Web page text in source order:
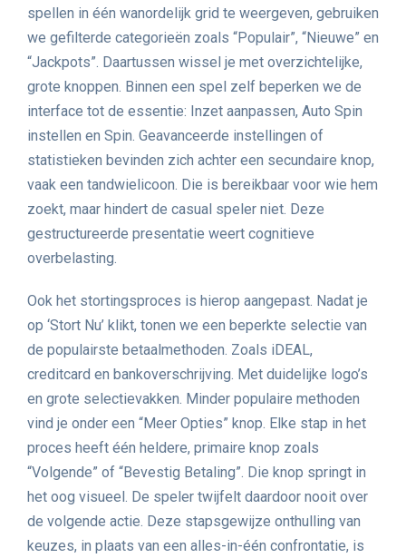
spellen in één wanordelijk grid te weergeven, gebruiken
we gefilterde categorieën zoals “Populair”, “Nieuwe” en
“Jackpots”. Daartussen wissel je met overzichtelijke,
grote knoppen. Binnen een spel zelf beperken we de
interface tot de essentie: Inzet aanpassen, Auto Spin
instellen en Spin. Geavanceerde instellingen of
statistieken bevinden zich achter een secundaire knop,
vaak een tandwielicoon. Die is bereikbaar voor wie hem
zoekt, maar hindert de casual speler niet. Deze
gestructureerde presentatie weert cognitieve
overbelasting.
Ook het stortingsproces is hierop aangepast. Nadat je
op ‘Stort Nu’ klikt, tonen we een beperkte selectie van
de populairste betaalmethoden. Zoals iDEAL,
creditcard en bankoverschrijving. Met duidelijke logo’s
en grote selectievakken. Minder populaire methoden
vind je onder een “Meer Opties” knop. Elke stap in het
proces heeft één heldere, primaire knop zoals
“Volgende” of “Bevestig Betaling”. Die knop springt in
het oog visueel. De speler twijfelt daardoor nooit over
de volgende actie. Deze stapsgewijze onthulling van
keuzes, in plaats van een alles-in-één confrontatie, is